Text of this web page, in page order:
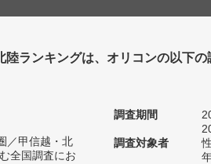
陸ランキングは、オリコンの以下の
／甲信越・北
全国調査にお
調査期間
調査対象者